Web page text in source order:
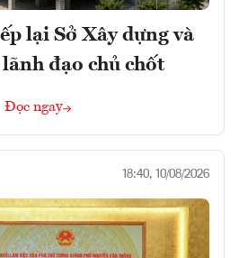
lại Sở Xây dựng và
đạo chủ chốt
Đọc ngay
18:40, 10/08/2026